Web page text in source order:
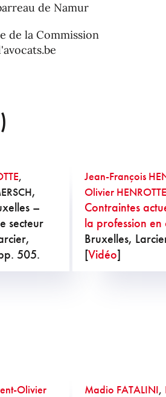
de Namur
de la Commission
,
,
–
secteur
505.
Jean-François
Olivier HENROTTE
Contraintes
la profession
Bruxelles,
[Vidéo]
Olivier Madio FATALINI,